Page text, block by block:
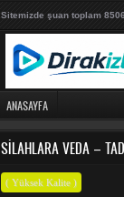
Sitemizde şuan toplam
ANASAYFA
SILAHLARA VEDA –
( Yüksek Kalite )